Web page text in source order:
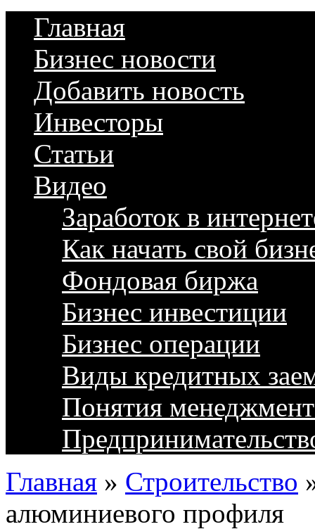
Главная
Бизнес новости
Добавить новость
Инвесторы
Статьи
Видео
Заработок в
Как начать свой
Фондовая биржа
Бизнес инвестиции
Бизнес операции
Виды кредитных
Понятия
Главная » Строительство
алюминиевого профиля